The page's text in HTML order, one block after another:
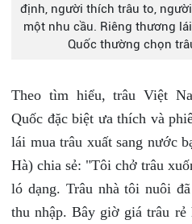
định, người thích trâu to,
một nhu cầu. Riêng thương
Quốc thường chọn
Theo tìm hiểu, trâu Việt
Quốc đặc biệt ưa thích và
lái mua trâu xuất sang nước
Hà) chia sẻ: "Tôi chở trâu
ló dạng. Trâu nhà tôi nuôi
thu nhập. Bây giờ giá trâu rẻ